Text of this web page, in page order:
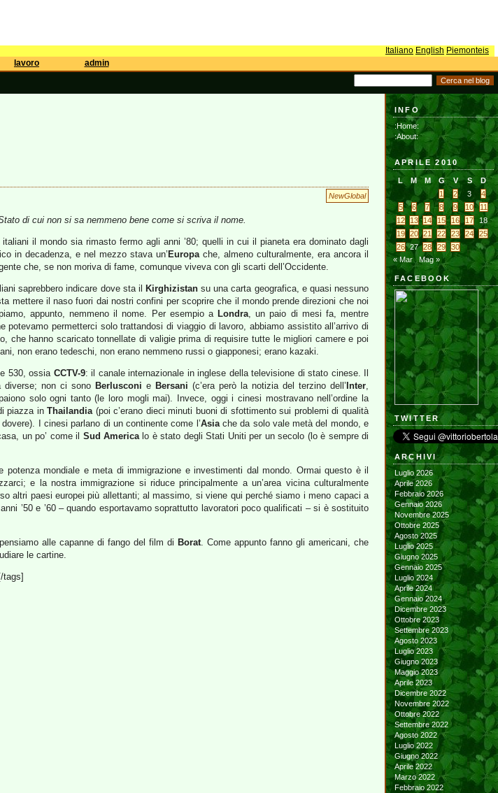
Italiano English Piemonteis
lavoro admin
NewGlobal
di cui non si sa nemmeno bene come si scriva il nome.
il mondo sia rimasto fermo agli anni ’80; quelli in cui il pianeta era dominato dagli
in decadenza, e nel mezzo stava un’ Europache, almeno culturalmente, era ancora il
che, se non moriva di fame, comunque viveva con gli scarti dell’Occidente.
saprebbero indicare dove sta il Kirghizistan su una carta geografica, e quasi nessuno
mettere il naso fuori dai nostri confini per scoprire che il mondo prende direzioni che noi
appunto, nemmeno il nome. Per esempio a Londra, un paio di mesi fa, mentre
potevamo permetterci solo trattandosi di viaggio di lavoro, abbiamo assistito all’arrivo di
hanno scaricato tonnellate di valigie prima di requisire tutte le migliori camere e poi
non erano tedeschi, non erano nemmeno russi o giapponesi; erano kazaki.
530, ossia CCTV-9: il canale internazionale in inglese della televisione di stato cinese. Il
diverse; non ci sono Berlusconi e Bersani (c’era però la notizia del terzino dell’ Inter,
solo ogni tanto (le loro mogli mai). Invece, oggi i cinesi mostravano nell’ordine la
piazza inThailandia(poi c’erano dieci minuti buoni di sfottimento sui problemi di qualità
I cinesi parlano di un continente come l’Asiache da solo vale metà del mondo, e
un po’ come il Sud Americalo è stato degli Stati Uniti per un secolo (lo è sempre di
potenza mondiale e meta di immigrazione e investimenti dal mondo. Ormai questo è il
e la nostra immigrazione si riduce principalmente a un’area vicina culturalmente
altri paesi europei più allettanti; al massimo, si viene qui perché siamo i meno capaci a
’50 e ’60 – quando esportavamo soprattutto lavoratori poco qualificati – si è sostituito
alle capanne di fango del film di Borat. Come appunto fanno gli americani, che
le cartine.
tags]
INFO
:Home:
:About:
APRILE 2010
L M M G V S
D
1
2 3
4
5
6 7 8 9 10
11
12
13 14 15 16 17
18
19
20 21 22 23 24
25
26 27 28 29
30
« Mar
Mag »
FACEBOOK
TWITTER
ARCHIVI
Luglio 2026
Aprile 2026
Febbraio 2026
Gennaio 2026
Novembre 2025
Ottobre 2025
Agosto 2025
Luglio 2025
Giugno 2025
Gennaio 2025
Luglio 2024
Aprile 2024
Gennaio 2024
Dicembre 2023
Ottobre 2023
Settembre 2023
Agosto 2023
Luglio 2023
Giugno 2023
Maggio 2023
Aprile 2023
Dicembre 2022
Novembre 2022
Ottobre 2022
Settembre 2022
Agosto 2022
Luglio 2022
Giugno 2022
Aprile 2022
Marzo 2022
Febbraio 2022